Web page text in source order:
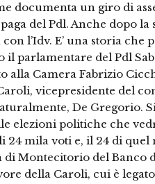
documenta un giro di
del Pdl. Anche dopo
l’Idv. E’ una storia che
il parlamentare del Pdl
alla Camera Fabrizio
vicepresidente del
De Gregorio.
elezioni politiche che
24 mila voti e, il 24 di quel
di Montecitorio del Banco
della Caroli, cui è